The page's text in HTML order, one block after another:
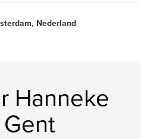
Nederland
Hanneke